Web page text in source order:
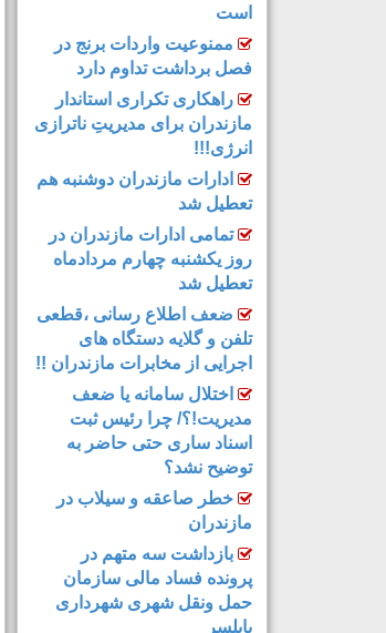
است
ممنوعیت واردات برنج در
فصل برداشت تداوم دارد
راهکاری تکراری استاندار
مازندران برای مدیریتِ ناترازی
انرژی!!!
ادارات مازندران دوشنبه هم
تعطیل شد
تمامی ادارات مازندران در
روز یکشنبه چهارم مردادماه
تعطیل شد
ضعف اطلاع رسانی ،قطعی
تلفن و گلایه دستگاه های
اجرایی از مخابرات مازندران !!
اختلال سامانه یا ضعف
مدیریت!؟/ چرا رئیس ثبت
اسناد ساری حتی حاضر به
توضیح نشد؟
خطر صاعقه و سیلاب در
مازندران
بازداشت سه متهم در
پرونده فساد مالی سازمان
حمل‌ ونقل شهری شهرداری
بابلسر